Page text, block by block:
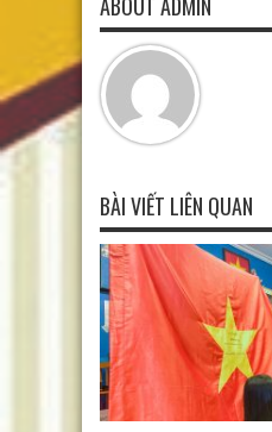
BÀI VIẾT LIÊN QUAN